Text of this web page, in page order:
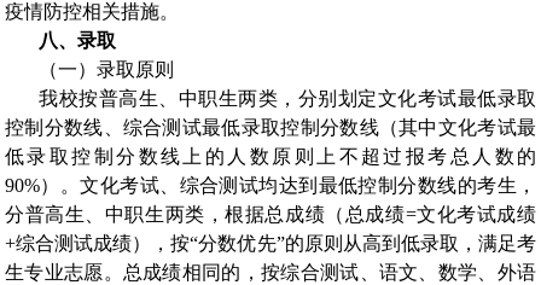
疫情防控相关措施。
八、录取
（一）录取原则
我校按普高生、中职生两类，分别划定文化考试最低录取
控制分数线、综合测试最低录取控制分数线（其中文化考试最
低录取控制分数线上的人数原则上不超过报考总人数的
90%）。文化考试、综合测试均达到最低控制分数线的考生，
分普高生、中职生两类，根据总成绩（总成绩=文化考试成绩
+综合测试成绩），按“分数优先”的原则从高到低录取，满足考
生专业志愿。总成绩相同的，按综合测试、语文、数学、外语